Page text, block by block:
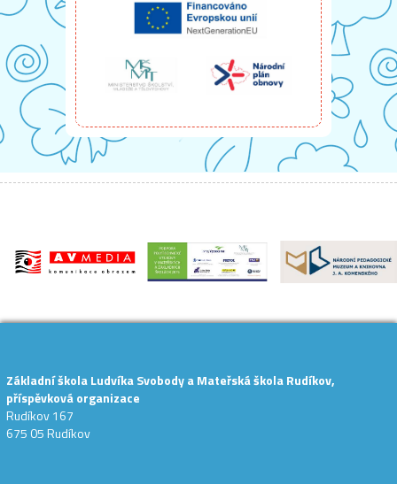
Základní škola Ludvíka Svobody a Mateřská škola Rudíkov,
příspěvková organizace
Rudíkov 167
675 05 Rudíkov